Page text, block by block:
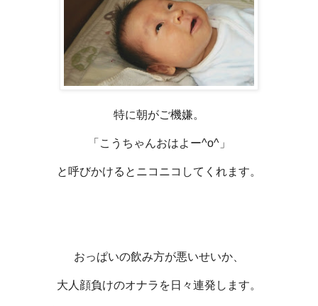
特に朝がご機嫌。
「こうちゃんおはよー^o^」
と呼びかけるとニコニコしてくれます。
おっぱいの飲み方が悪いせいか、
大人顔負けのオナラを日々連発します。